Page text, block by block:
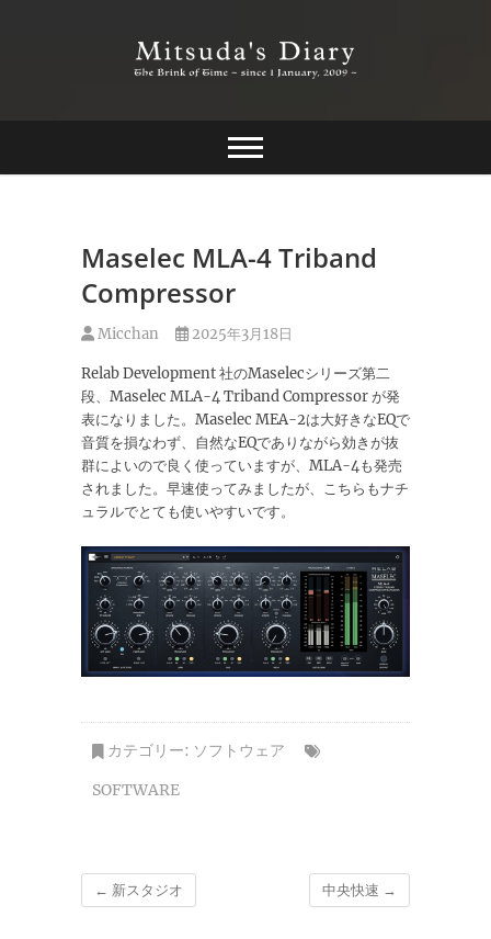
Mitsuda's Diary
Maselec MLA-4 Triband
Compressor
Micchan 2025年3月18日
Relab Development 社のMaselecシリーズ第二
段、Maselec MLA-4 Triband Compressor が発
表になりました。Maselec MEA-2は大好きなEQで
音質を損なわず、自然なEQでありながら効きが抜
群によいので良く使っていますが、MLA-4も発売
されました。早速使ってみましたが、こちらもナチ
ュラルでとても使いやすいです。
カテゴリー: ソフトウェア
SOFTWARE
← 新スタジオ 中央快速 →